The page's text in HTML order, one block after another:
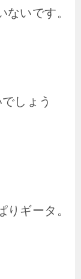
いです。
しょう
ギータ。